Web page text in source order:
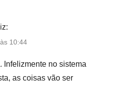
10:44
Infelizmente no sistema
as coisas vão ser